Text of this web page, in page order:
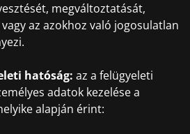
megváltoztatását,
az azokhoz való jogosulatlan
hatóság: az a felügyeleti
adatok kezelése a
alapján érint: